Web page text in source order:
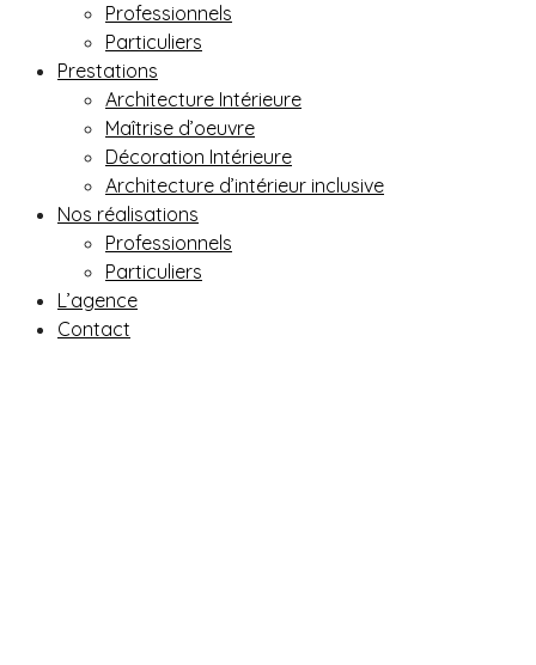
Professionnels
Particuliers
Prestations
Architecture Intérieure
Maîtrise d’oeuvre
Décoration Intérieure
Architecture d’intérieur inclusive
Nos réalisations
Professionnels
Particuliers
L’agence
Contact